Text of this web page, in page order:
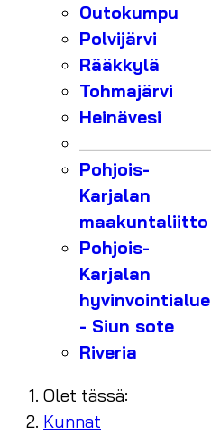
Outokumpu
Polvijärvi
Rääkkylä
Tohmajärvi
Heinävesi
Pohjois-
Karjalan
maakuntaliitto
Pohjois-
Karjalan
hyvinvointialue
- Siun sote
Riveria
Olet tässä:
Kunnat